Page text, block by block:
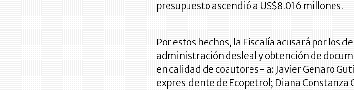
presupuesto ascendió a US$8.016 millones.
Por estos hechos, la Fiscalía acusará por los
administración desleal y obtención de
en calidad de coautores- a: Javier Genaro
expresidente de Ecopetrol; Diana Constanza